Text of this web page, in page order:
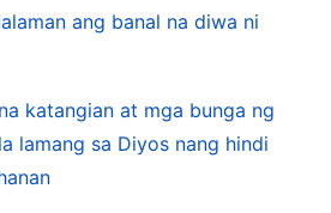
diwa Niya sa loob ng
tao, na sapat ang
isagawa ang Kanyang
ang lahat ng gawain ng
pinalitan ng gawain ni Cristo
ang banal na diwa ni
katangian at mga bunga ng
lamang sa Diyos nang hindi